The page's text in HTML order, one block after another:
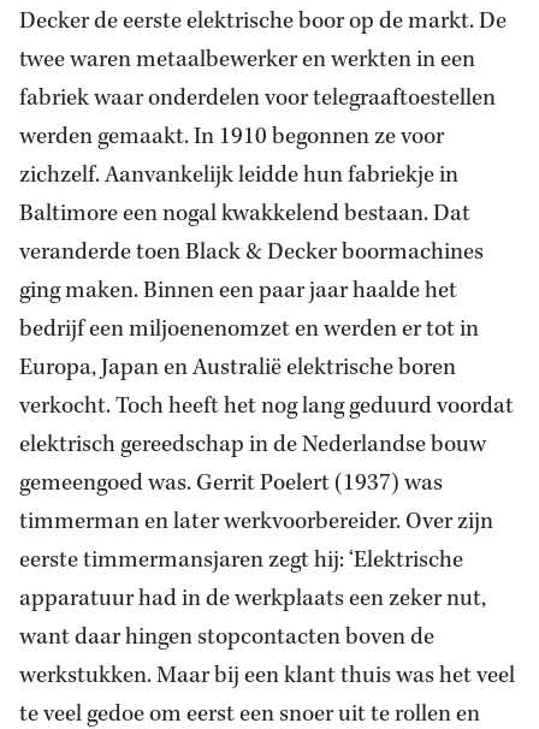
Decker de eerste elektrische boor op de markt. De
twee waren metaalbewerker en werkten in een
fabriek waar onderdelen voor telegraaftoestellen
werden gemaakt. In 1910 begonnen ze voor
zichzelf. Aanvankelijk leidde hun fabriekje in
Baltimore een nogal kwakkelend bestaan. Dat
veranderde toen Black & Decker boormachines
ging maken. Binnen een paar jaar haalde het
bedrijf een miljoenenomzet en werden er tot in
Europa, Japan en Australië elektrische boren
verkocht. Toch heeft het nog lang geduurd voordat
elektrisch gereedschap in de Nederlandse bouw
gemeengoed was. Gerrit Poelert (1937) was
timmerman en later werkvoorbereider. Over zijn
eerste timmermansjaren zegt hij: ‘Elektrische
apparatuur had in de werkplaats een zeker nut,
want daar hingen stopcontacten boven de
werkstukken. Maar bij een klant thuis was het veel
te veel gedoe om eerst een snoer uit te rollen en